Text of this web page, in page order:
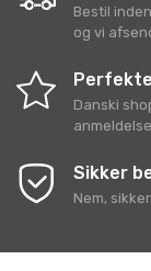
Bestil
og vi
Danski
Sikker
Nem,